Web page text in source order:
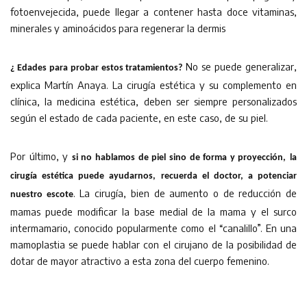
fotoenvejecida, puede llegar a contener hasta doce vitaminas,
minerales y aminoácidos para regenerar la dermis
¿ Edades para probar estos tratamientos? No se puede generalizar,
explica Martín Anaya. La cirugía estética y su complemento en
clínica, la medicina estética, deben ser siempre personalizados
según el estado de cada paciente, en este caso, de su piel.
Por último, y si no hablamos de piel sino de forma y proyección, la
cirugía estética puede ayudarnos, recuerda el doctor, a potenciar
nuestro escote. La cirugía, bien de aumento o de reducción de
mamas puede modificar la base medial de la mama y el surco
intermamario, conocido popularmente como el “canalillo”. En una
mamoplastia se puede hablar con el cirujano de la posibilidad de
dotar de mayor atractivo a esta zona del cuerpo femenino.